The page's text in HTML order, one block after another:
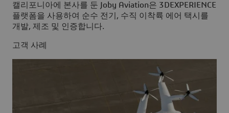
캘리포니아에 본사를 둔 Joby Aviation은 3DEXPERIENCE
플랫폼을 사용하여 순수 전기, 수직 이착륙 에어 택시를
개발, 제조 및 인증합니다.
고객 사례